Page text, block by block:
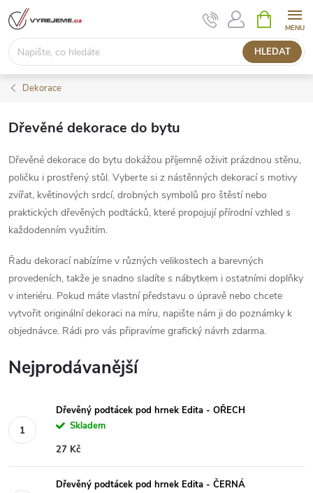
Přejít
na
obsah
HLEDAT
NÁKUPNÍ
KOŠÍK
Dekorace
Dřevěné dekorace do bytu
Dřevěné dekorace do bytu dokážou příjemně oživit prázdnou stěnu,
poličku i prostřený stůl. Vyberte si z nástěnných dekorací s motivy
zvířat, květinových srdcí, drobných symbolů pro štěstí nebo
praktických dřevěných podtácků, které propojují přírodní vzhled s
každodenním využitím.
Řadu dekorací nabízíme v různých velikostech a barevných
provedeních, takže je snadno sladíte s nábytkem i ostatními doplňky
v interiéru. Pokud máte vlastní představu o úpravě nebo chcete
vytvořit originální dekoraci na míru, napište nám ji do poznámky k
objednávce. Rádi pro vás připravíme grafický návrh zdarma.
Nejprodávanější
Dřevěný podtácek pod hrnek Edita - OŘECH
Skladem
27 Kč
Dřevěný podtácek pod hrnek Edita - ČERNÁ